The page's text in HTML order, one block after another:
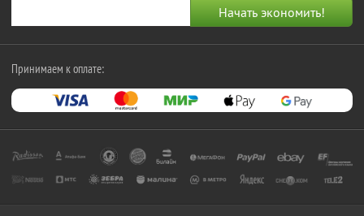
Принимаем к оплате: